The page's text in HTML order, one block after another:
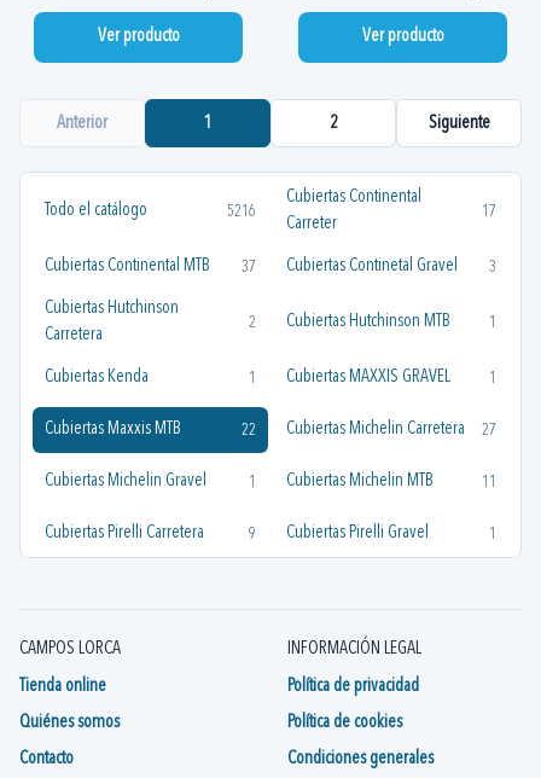
Todo el catálogo 5216
Cubiertas Continental
Carreter
17
Cubiertas Continental MTB 37 Cubiertas Continetal Gravel 3
Cubiertas Hutchinson
Carretera
2 Cubiertas Hutchinson MTB 1
Cubiertas Kenda 1 Cubiertas MAXXIS GRAVEL 1
Cubiertas Maxxis MTB 22 Cubiertas Michelin Carretera 27
Cubiertas Michelin Gravel 1 Cubiertas Michelin MTB 11
Cubiertas Pirelli Carretera 9 Cubiertas Pirelli Gravel 1
Cubiertas Schwalbe Cubiertas Tufo Gravel
Cubiertas Vittoria Carretera
Cubiertas Vittoria
Cubiertas Vittoria MTB Cubiertas Wtb
Ver producto Ver producto
Anterior 1 2 Siguiente
CAMPOS LORCA
Tienda online
Quiénes somos
Contacto
INFORMACIÓN LEGAL
Política de privacidad
Política de cookies
Condiciones generales